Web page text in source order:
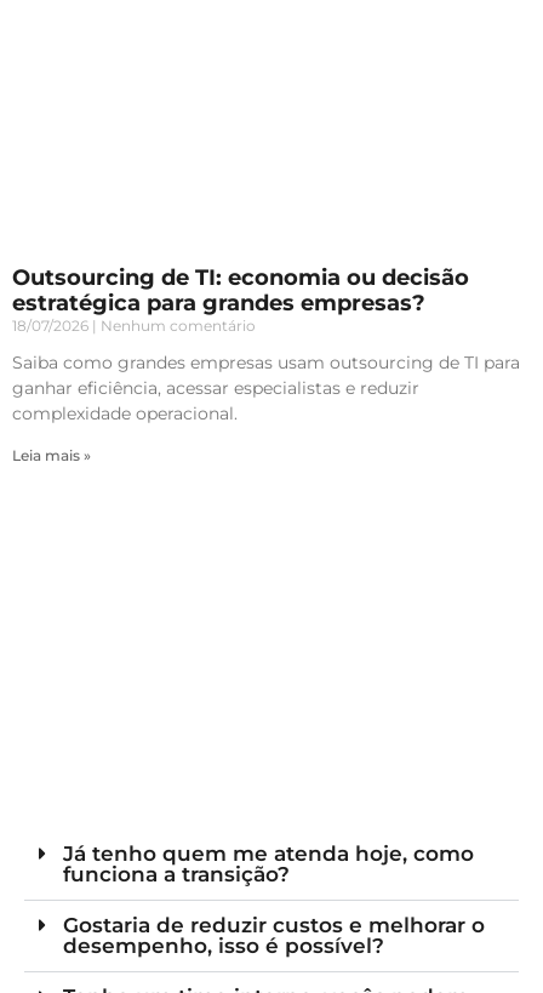
Outsourcing de TI: economia ou decisão
estratégica para grandes empresas?
18/07/2026 Nenhum comentário
Saiba como grandes empresas usam outsourcing de TI para
ganhar eficiência, acessar especialistas e reduzir
complexidade operacional.
Leia mais »
Já tenho quem me atenda hoje, como
funciona a transição?
Gostaria de reduzir custos e melhorar o
desempenho, isso é possível?